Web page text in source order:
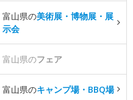
富山県の美術展・博物展・展
示会
富山県のフェア
富山県のキャンプ場・BBQ場